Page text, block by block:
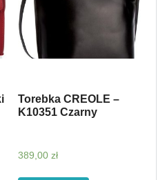
Torebka CREOLE –
K10351 Czarny
389,00 zł